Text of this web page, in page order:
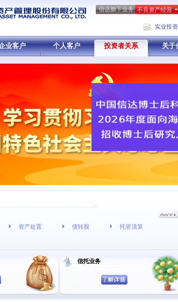
信达旗下业务 不良资产经营
实业投资
业客户 个人客户 投资者关系 关于
资产处置 债转股 托管清算
信托业务